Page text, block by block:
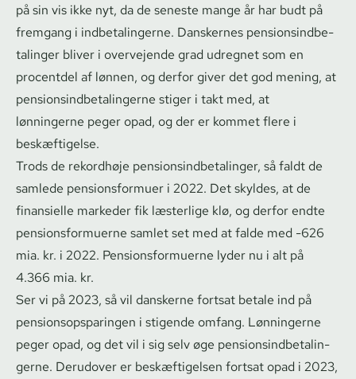
på sin vis ikke nyt, da de seneste mange år har budt på
fremgang i ind­be­ta­lin­ger­ne. Danskernes pen­sions­ind­be­
ta­lin­ger bliver i overvejende grad udregnet som en
procentdel af lønnen, og derfor giver det god mening, at
pen­sions­ind­be­ta­lin­ger­ne stiger i takt med, at
lønningerne peger opad, og der er kommet flere i
beskæftigelse.
Trods de rekordhøje pen­sions­ind­be­ta­lin­ger, så faldt de
samlede pen­sions­for­mu­er i 2022. Det skyldes, at de
finansielle markeder fik læsterlige klø, og derfor endte
pen­sions­for­mu­er­ne samlet set med at falde med -626
mia. kr. i 2022. Pen­sions­for­mu­er­ne lyder nu i alt på
4.366 mia. kr.
Ser vi på 2023, så vil danskerne fortsat betale ind på
pen­sions­op­spa­rin­gen i stigende omfang. Lønningerne
peger opad, og det vil i sig selv øge pen­sions­ind­be­ta­lin­
ger­ne. Derudover er beskæftigelsen fortsat opad i 2023,